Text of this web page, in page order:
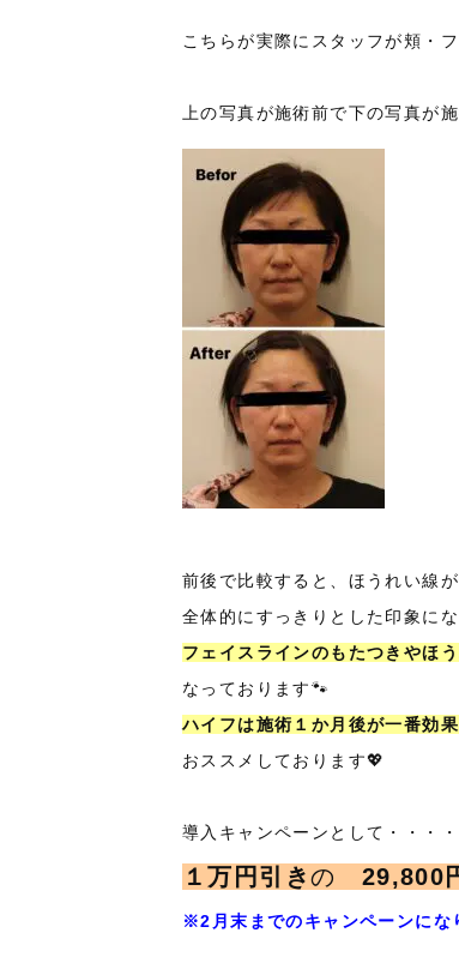
こちらが実際にスタッフが頬・
上の写真が施術前で下の写真が
前後で比較すると、ほうれい線
全体的にすっきりとした印象に
フェイスラインのもたつきやほ
なっております🐾
ハイフは施術１か月後が一番効
おススメしております💖
導入キャンペーンとして・・・
１万円引きの 29,800
※2月末までのキャンペーンにな